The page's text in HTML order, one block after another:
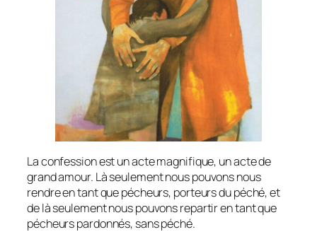
La confession est un acte magnifique, un acte de
grand amour. Là seulement nous pouvons nous
rendre en tant que pécheurs, porteurs du péché, et
de là seulement nous pouvons repartir en tant que
pécheurs pardonnés, sans péché.